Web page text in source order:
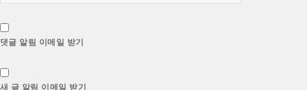
댓글 알림 이메일 받기
새 글 알림 이메일 받기